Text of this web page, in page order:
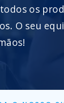
os
O seu